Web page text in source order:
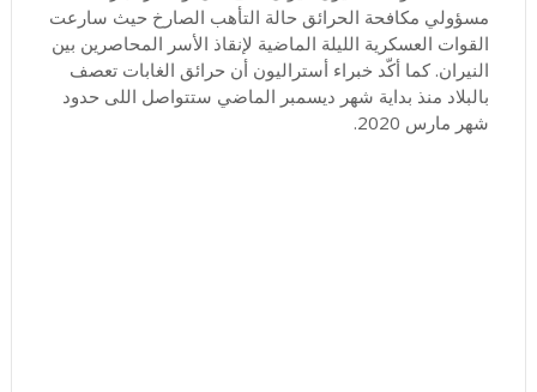
مسؤولي مكافحة الحرائق حالة التأهب الصارخ حيث سارعت
القوات العسكرية الليلة الماضية لإنقاذ الأسر المحاصرين بين
النيران. كما أكّد خبراء أستراليون أن حرائق الغابات تعصف
بالبلاد منذ بداية شهر ديسمبر الماضي ستتواصل اللى حدود
شهر مارس 2020.